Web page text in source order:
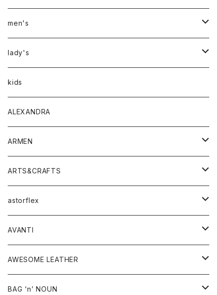
men's
アウター
トップス
Tシャツ
シャツ
ボトムス
lady's
アウター
トップス
Tシャツ・カットソー
シャツ・ブラウス
ボトムス
パンツ
スカート
ワンピース・オールインワン
バッグ
シューズ
アクセサリー
その他雑貨
kids
ALEXANDRA
ARMEN
アウター
コート
ジャケット
トップス
ベスト
シャツ
ワンピース
ボトム
スカート
グッズ
ARTS&CRAFTS
アクセサリー
ウォレット
バッグ
astorflex
グッズ
靴
AVANTI
シャツ
AWESOME LEATHER
アウター
BAG ‘n’ NOUN